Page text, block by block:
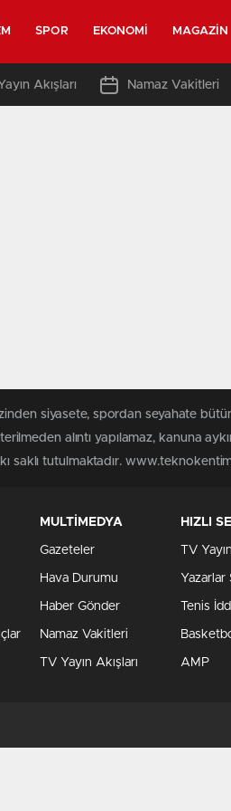
SPOR EKONOMI MAGAZIN
Akışları Namaz Vakitleri
siyasete, spordan seyahate
alıntı yapılamaz, kanuna
saklı tutulmaktadır.
MULTİMEDYA
Gazeteler
Hava Durumu
Haber Gönder
Namaz Vakitleri
TV Yayın Akışları
HIZLI
TV
Yazarlar
Tenis
AMP